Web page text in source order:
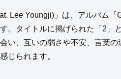
Lee Youngji)」は、アルバム
。タイトルに掲げられた「2」
い、互いの弱さや不安、言葉
じられます。